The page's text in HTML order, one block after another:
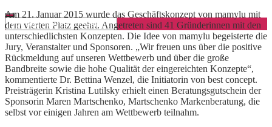
Am 21. Januar 2015 wurde das Geschäftskonzept von mamylu mit
dem vierten Platz geehrt. Angetreten sind 41 Gründerinnen mit den
unterschiedlichsten Konzepten. Die Idee von mamylu begeisterte die
Jury, Veranstalter und Sponsoren. „Wir freuen uns über die positive
Rückmeldung auf unseren Wettbewerb und über die große
Bandbreite sowie die hohe Qualität der eingereichten Konzepte“,
kommentierte Dr. Bettina Wenzel, die Initiatorin von best concept.
Preisträgerin Kristina Lutilsky erhielt einen Beratungsgutschein der
Sponsorin Maren Martschenko, Martschenko Markenberatung, die
selbst vor einigen Jahren am Wettbewerb teilnahm.